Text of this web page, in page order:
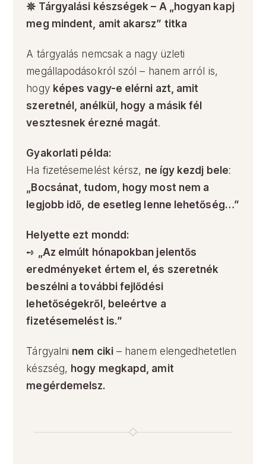
𖤓 Tárgyalási készségek – A „hogyan kapj
meg mindent, amit akarsz” titka
A tárgyalás nemcsak a nagy üzleti
megállapodásokról szól – hanem arról is,
hogy képes vagy-e elérni azt, amit
szeretnél, anélkül, hogy a másik fél
vesztesnek érezné magát.
Gyakorlati példa:
Ha fizetésemelést kérsz, ne így kezdj bele:
„Bocsánat, tudom, hogy most nem a
legjobb idő, de esetleg lenne lehetőség…”
Helyette ezt mondd:
➺ „Az elmúlt hónapokban jelentős
eredményeket értem el, és szeretnék
beszélni a további fejlődési
lehetőségekről, beleértve a
fizetésemelést is.”
Tárgyalni nem ciki– hanem elengedhetetlen
készség, hogy megkapd, amit
megérdemelsz.